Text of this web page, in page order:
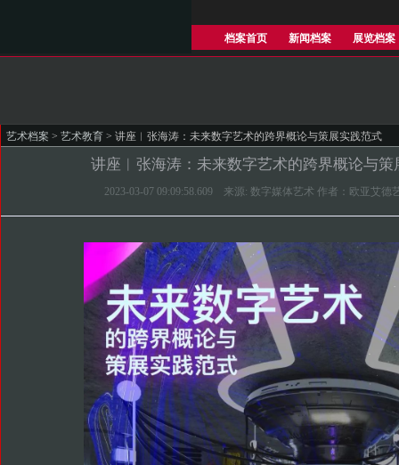
档案首页 新闻档案 展览档案
艺术档案 > 艺术教育 > 讲座︱张海涛：未来数字艺术的跨界概论与策展实践范式
讲座︱张海涛：未来数字艺术的跨界概论与策
2023-03-07 09:09:58.609 来源: 数字媒体艺术 作者：欧亚艾德